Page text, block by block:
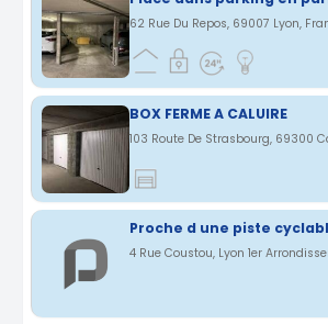
62 Rue Du Repos, 69007 Lyon,
BOX FERME A CALUIRE